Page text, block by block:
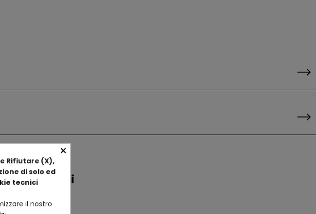
alternativi
×
Rifiutare (X),
di solo ed
tecnici
il nostro